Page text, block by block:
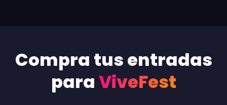
Compra tus entradas
paraViveFest